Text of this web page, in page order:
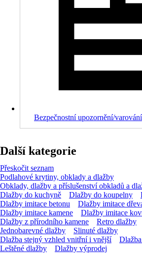
Bezpečnostní upozornění/varování
Další kategorie
Přeskočit seznam
Podlahové krytiny, obklady a dlažby
Obklady, dlažby a příslušenství obkladů a
Dlažby do kuchyně
Dlažby do koupelny
Dlažby imitace betonu
Dlažby imitace
Dlažby imitace kamene
Dlažby imitace
Dlažby z přírodního kamene
Retro dlažby
Jednobarevné dlažby
Slinuté dlažby
Dlažba stejný vzhled vnitřní i vnější
Leštěné dlažby
Dlažby výprodej